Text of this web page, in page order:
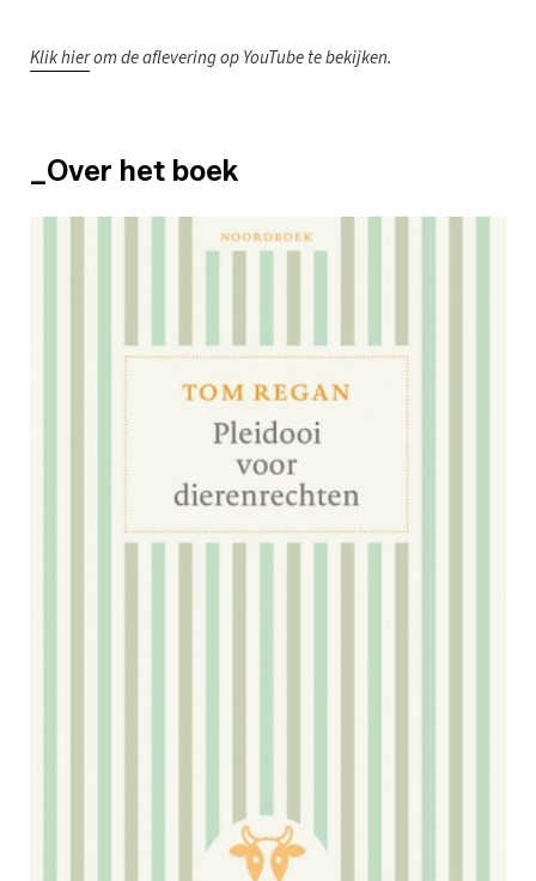
Klik hierom de aflevering op YouTube te bekijken.
_Over het boek